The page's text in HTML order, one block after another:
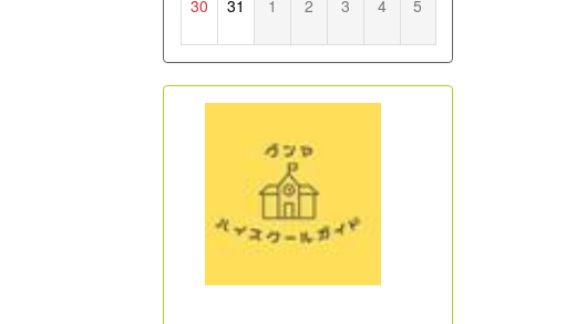
30 31 1 2 3 4 5